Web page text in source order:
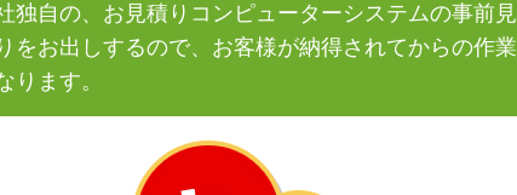
独自の、お見積りコンピューターシステムの事前見
をお出しするので、お客様が納得されてからの作業
ります。